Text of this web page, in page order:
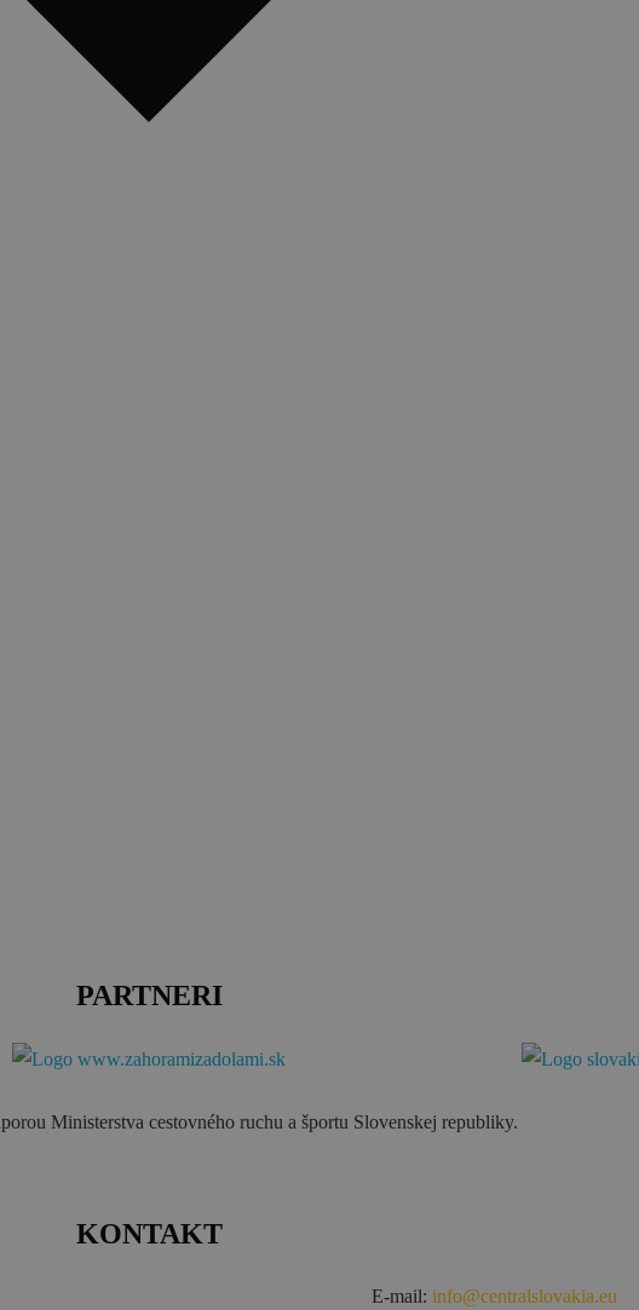
PARTNERI
Ministerstva cestovného ruchu a športu Slovenskej republiky.
KONTAKT
E-mail: info@centralslovakia.eu